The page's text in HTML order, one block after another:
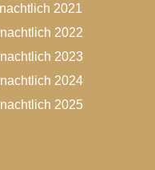
2021
2022
2023
2024
2025